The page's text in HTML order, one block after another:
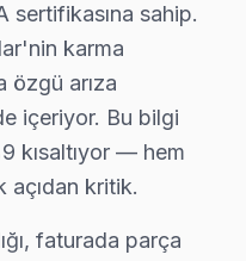
verimliliği artırımı
kontrolü —
incelemesi
değerlendirmesi —
ve bakım raporu
sertifikasına sahip.
karma
özgü arıza
içeriyor. Bu bilgi
kısaltıyor — hem
açıdan kritik.
faturada parça